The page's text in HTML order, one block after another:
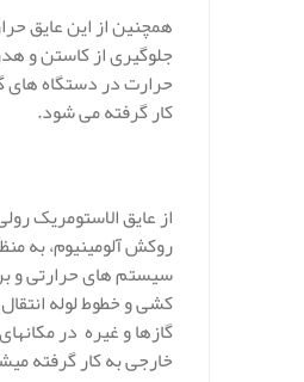
همچنین از این عایق
جلوگیری از کاستن و
حرارت در دستگاه های
کار گرفته می شود.
از عایق الاستومریک
روکش آلومینیوم، به
سیستم های حرارتی و
کشی و خطوط لوله
گازها و غیره در
خارجی به کار گرفته